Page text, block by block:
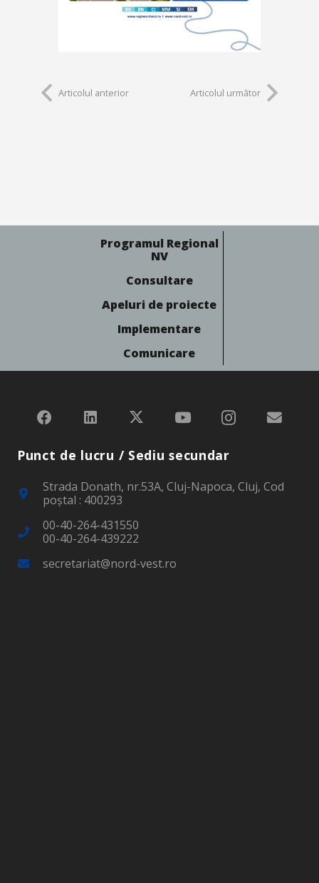
Articolul anterior Articolul următor
Programul Regional
NV
Consultare
Apeluri de proiecte
Implementare
Comunicare
Punct de lucru / Sediu secundar
Strada Donath, nr.53A, Cluj-Napoca, Cluj, Cod
poştal : 400293
00-40-264-431550
00-40-264-439222
secretariat@nord-vest.ro